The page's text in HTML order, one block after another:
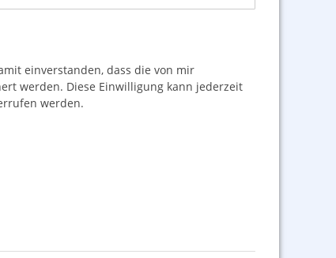
einverstanden, dass die von mir
werden. Diese Einwilligung kann jederzeit
werden.